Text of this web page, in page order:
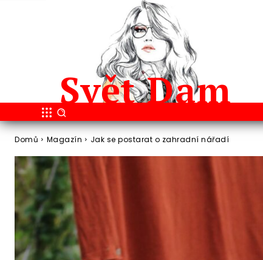
Svět Dam
Domů Magazín Jak se postarat o zahradní nářadí